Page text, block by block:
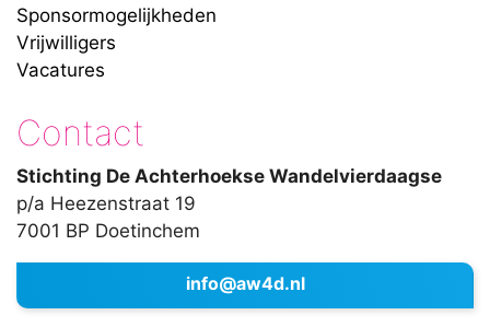
Sponsormogelijkheden
Vrijwilligers
Vacatures
Contact
Stichting De Achterhoekse Wandelvierdaagse
p/a Heezenstraat 19
7001 BP Doetinchem
info@aw4d.nl